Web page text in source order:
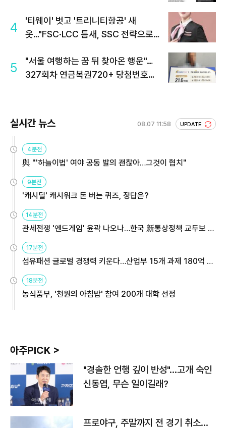
4
'티웨이' 벗고 '트리니티항공' 새
옷…"FSC·LCC 틈새, SSC 전략으로
5
"서울 여행하는 꿈 뒤 찾아온 행운"…
327회차 연금복권720+ 당첨번호조
실시간 뉴스 08.07 11:58 UPDATE
4분전
與 "'하늘이법' 여야 공동 발의 괜찮아…그것이 협치"
9분전
'캐시딜' 캐시워크 돈 버는 퀴즈, 정답은?
14분전
관세전쟁 '엔드게임' 윤곽 나오나…한국 新통상정책 교두보 활
용해야
17분전
섬유패션 글로벌 경쟁력 키운다…산업부 15개 과제 180억 지
원
18분전
농식품부, '천원의 아침밥' 참여 200개 대학 선정
아주PICK >
"경솔한 언행 깊이 반성"…고개 숙인
신동엽, 무슨 일이길래?
프로야구, 주말까지 전 경기 취소…